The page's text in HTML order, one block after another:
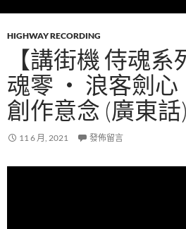
HIGHWAY RECORDING
【講街機 侍魂系
魂零 ‧ 浪客劍心
創作意念 (廣東話)
11 6 月, 2021 發佈留言